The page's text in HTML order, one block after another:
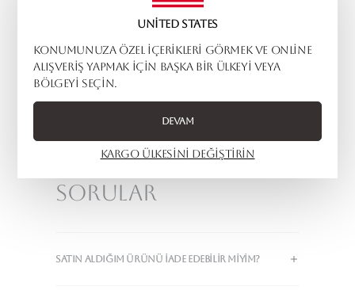
United States
Konumunuza özel içerikleri görmek ve online
alışveriş yapmak için başka bir ülkeyi veya
bölgeyi seçin.
Devam
Kargo ülkesini değiştirin
42
Sıkça Sorulan
Sorular
SATIN ALDIĞIM ÜRÜNÜ IADE EDEBILIR MIYIM?